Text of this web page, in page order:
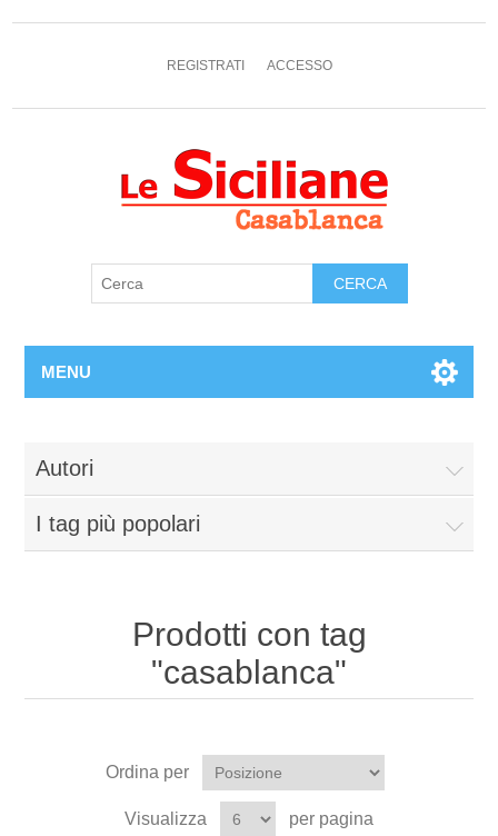
REGISTRATI ACCESSO
MENU
Autori
I tag più popolari
Prodotti con tag
"casablanca"
Ordina per
Visualizza per pagina